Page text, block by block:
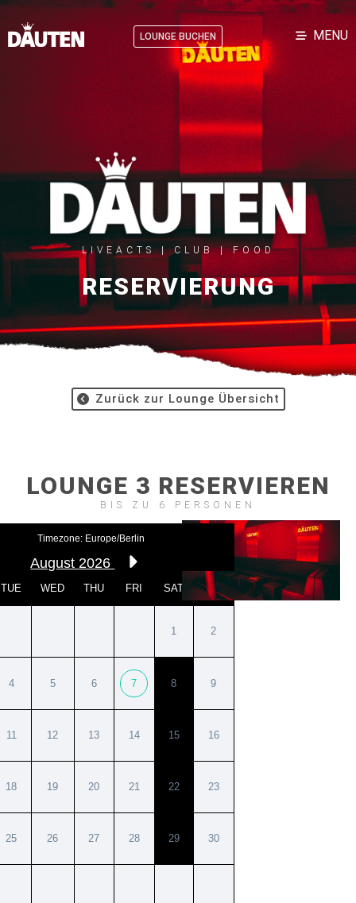
LOUNGE BUCHEN MENU
LIVEACTS | CLUB | FOOD
RESERVIERUNG
Zurück zur Lounge Übersicht
LOUNGE 3 RESERVIEREN
BIS ZU 6 PERSONEN
Timezone: Europe/Berlin
August2026
TUE WED THU FRI SAT SUN
1 2
4 5 6 7 8 9
11 12 13 14 15 16
18 19 20 21 22 23
25 26 27 28 29 30